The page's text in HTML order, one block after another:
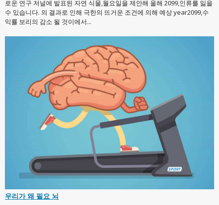
로운 연구 저널에 발표된 자연 식물,월요일을 제안해 올해 2099,인류를 잃을
수 있습니다. 의 결과로 인해 극한의 뜨거운 조건에 의해 예상 year2099,수
익률 보리의 감소 될 것이에서...
우리가 왜 필요 뇌